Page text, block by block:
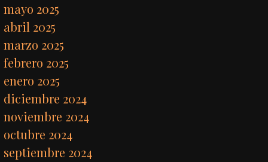
mayo 2025
abril 2025
marzo 2025
febrero 2025
enero 2025
diciembre 2024
noviembre 2024
octubre 2024
septiembre 2024